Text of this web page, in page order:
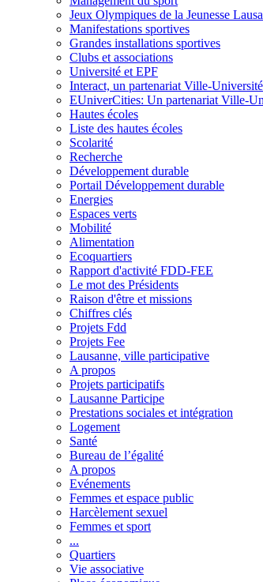
Jeux Olympiques de la Jeunesse
Manifestations sportives
Grandes installations sportives
Clubs et associations
Université et EPF
Interact, un partenariat Ville-Université
EUniverCities: Un partenariat Ville-
Hautes écoles
Liste des hautes écoles
Scolarité
Recherche
Développement durable
Portail Développement durable
Energies
Espaces verts
Mobilité
Alimentation
Ecoquartiers
Rapport d'activité FDD-FEE
Le mot des Présidents
Raison d'être et missions
Chiffres clés
Projets Fdd
Projets Fee
Lausanne, ville participative
A propos
Projets participatifs
Lausanne Participe
Prestations sociales et intégration
Logement
Santé
Bureau de l’égalité
A propos
Evénements
Femmes et espace public
Harcèlement sexuel
Femmes et sport
...
Quartiers
Vie associative